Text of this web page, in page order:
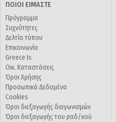
ΠΟΙΟΙ ΕΙΜΑΣΤΕ
Πρόγραμμα
Συχνότητες
Δελτία τύπου
Επικοινωνία
Greece Is
Οικ. Καταστάσεις
Όροι Χρήσης
Προσωπικά Δεδομένα
Cookies
Όροι διεξαγωγής διαγωνισμών
Όροι διεξαγωγής του ραδ/κού